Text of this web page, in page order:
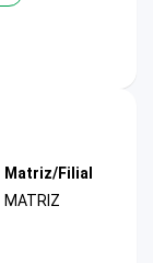
Matriz/Filial
MATRIZ